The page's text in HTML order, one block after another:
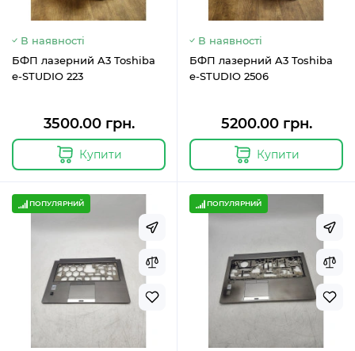
В наявності
БФП лазерний A3 Toshiba
e-STUDIO 223
3500.00 грн.
Купити
В наявності
БФП лазерний A3 Toshiba
e-STUDIO 2506
5200.00 грн.
Купити
ПОПУЛЯРНИЙ ПОПУЛЯРНИЙ